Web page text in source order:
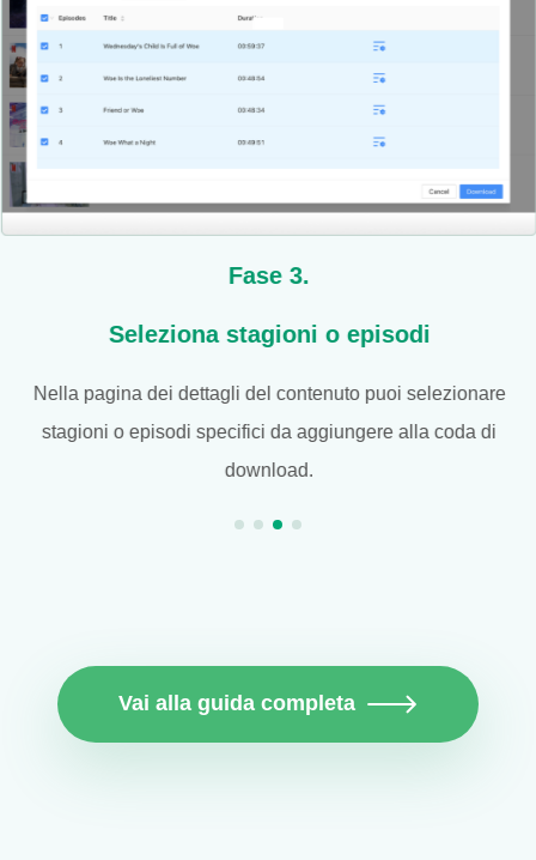
Fase 3.
Seleziona stagioni o episodi
Nella pagina dei dettagli del contenuto puoi selezionare
stagioni o episodi specifici da aggiungere alla coda di
download.
Vai alla guida completa